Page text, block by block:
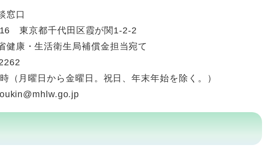
窓口
都千代田区霞が関1-2-2
活衛生局補償金担当宛て
曜日から金曜日。祝日、年末年始を除く。）